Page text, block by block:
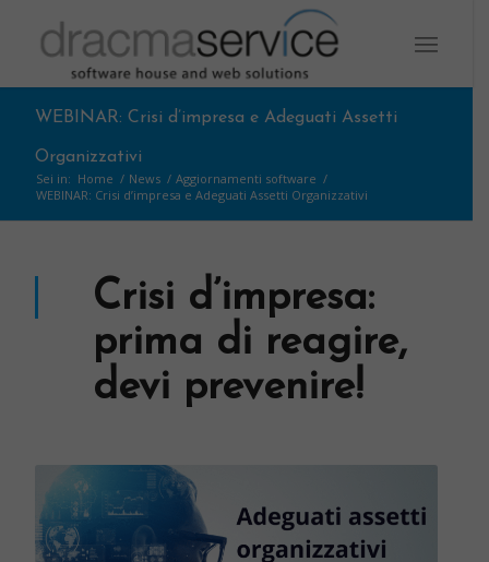
WEBINAR: Crisi d’impresa e Adeguati Assetti
Organizzativi
Sei in: Home / News / Aggiornamenti software /
WEBINAR: Crisi d’impresa e Adeguati Assetti Organizzativi
Crisi d’impresa:
prima di reagire,
devi prevenire!